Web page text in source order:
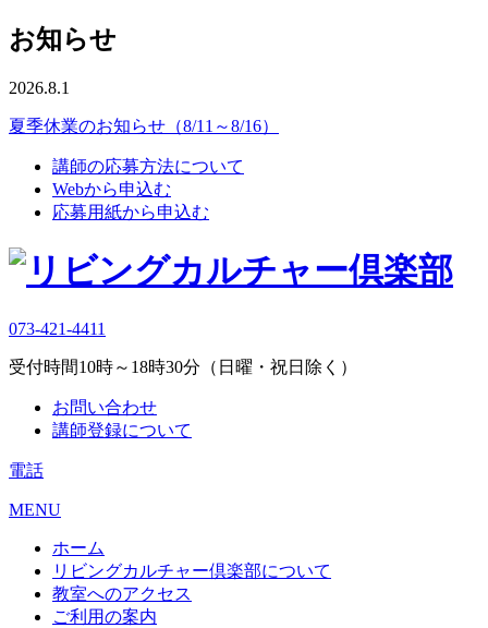
お知らせ
2026.8.1
夏季休業のお知らせ（8/11～8/16）
講師の応募方法について
Webから申込む
応募用紙から申込む
073-421-4411
受付時間10時～18時30分（日曜・祝日除く）
お問い合わせ
講師登録について
電話
MENU
ホーム
リビングカルチャー倶楽部について
教室へのアクセス
ご利用の案内